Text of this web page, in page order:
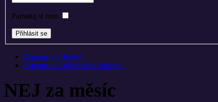
Pamatuj si mne
Zapomenuté heslo?
Zapomenuté uživatelské jméno?
NEJ za měsíc